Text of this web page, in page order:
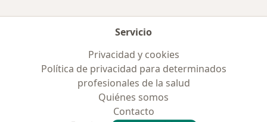
Servicio
Privacidad y cookies
Política de privacidad para determinados
profesionales de la salud
Quiénes somos
Contacto